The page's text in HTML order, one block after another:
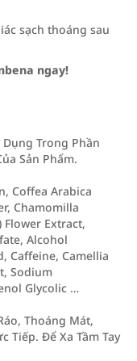
sạch thoáng sau
ngay!
Trong Phần
Sản Phẩm.
Coffea Arabica
Chamomilla
Flower Extract,
Alcohol
Caffeine, Camellia
Sodium
Glycolic …
Thoáng Mát,
Tiếp. Để Xa Tầm Tay